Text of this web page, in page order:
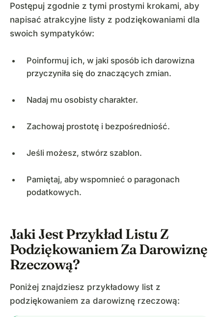
Postępuj zgodnie z tymi prostymi krokami, aby
napisać atrakcyjne listy z podziękowaniami dla
swoich sympatyków:
Poinformuj ich, w jaki sposób ich darowizna
przyczyniła się do znaczących zmian.
Nadaj mu osobisty charakter.
Zachowaj prostotę i bezpośredniość.
Jeśli możesz, stwórz szablon.
Pamiętaj, aby wspomnieć o paragonach
podatkowych.
Jaki Jest Przykład Listu Z
Podziękowaniem Za Darowiznę
Rzeczową?
Poniżej znajdziesz przykładowy list z
podziękowaniem za darowiznę rzeczową: